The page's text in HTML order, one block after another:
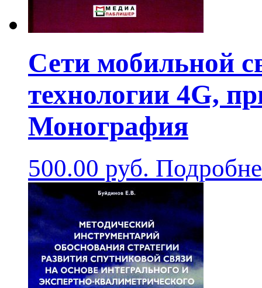
Сети мобильной
технологии 4G,
Монография
500.00 руб.